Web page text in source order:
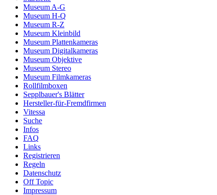
Museum A-G
Museum H-Q
Museum R-Z
Museum Kleinbild
Museum Plattenkameras
Museum Digitalkameras
Museum Objektive
Museum Stereo
Museum Filmkameras
Rollfilmboxen
Sepplbauer's Blätter
Hersteller-für-Fremdfirmen
Vitessa
Suche
Infos
FAQ
Links
Registrieren
Regeln
Datenschutz
Off Topic
Impressum